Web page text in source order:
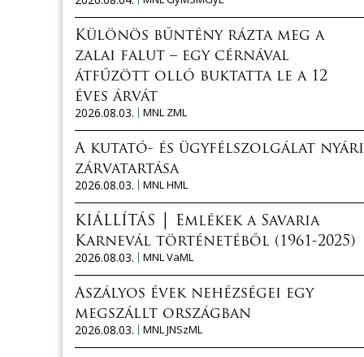
Különös bűntény rázta meg a
zalai falut – egy cérnával
átfűzött olló buktatta le a 12
éves árvát
2026.08.03.
MNL ZML
A kutató- és ügyfélszolgálat nyári
zárvatartása
2026.08.03.
MNL HML
KIÁLLÍTÁS │ Emlékek a Savaria
Karnevál történetéből (1961-2025)
2026.08.03.
MNL VaML
Aszályos évek nehézségei egy
megszállt országban
2026.08.03.
MNL JNSzML